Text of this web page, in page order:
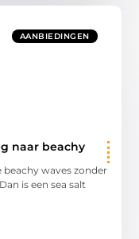
AANBIEDINGEN
naar beachy
waves zonder
is een sea salt